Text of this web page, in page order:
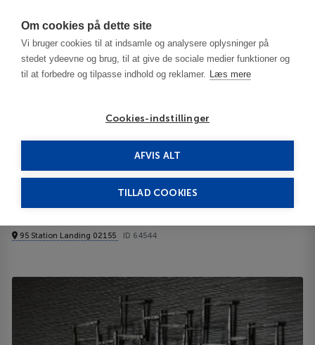
Om cookies på dette site
Vi bruger cookies til at indsamle og analysere oplysninger på
stedet ydeevne og brug, til at give de sociale medier funktioner og
til at forbedre og tilpasse indhold og reklamer. Læs mere
Cookies-indstillinger
AFVIS ALT
TILLAD COOKIES
Boston - MA
AC Hotel Boston North 3***
95 Station Landing 02155 ID 64544